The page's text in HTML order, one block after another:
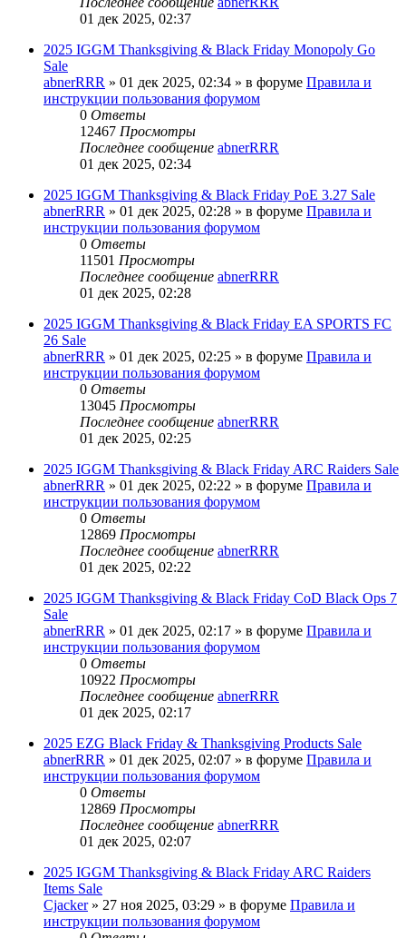
01 дек 2025, 02:37
2025 IGGM Thanksgiving & Black Friday Monopoly Go
Sale
abnerRRR » 01 дек 2025, 02:34 » в форуме Правила и
инструкции пользования форумом
0 Ответы
12467 Просмотры
Последнее сообщение abnerRRR
01 дек 2025, 02:34
2025 IGGM Thanksgiving & Black Friday PoE 3.27 Sale
abnerRRR » 01 дек 2025, 02:28 » в форуме Правила и
инструкции пользования форумом
0 Ответы
11501 Просмотры
Последнее сообщение abnerRRR
01 дек 2025, 02:28
2025 IGGM Thanksgiving & Black Friday EA SPORTS FC
26 Sale
abnerRRR » 01 дек 2025, 02:25 » в форуме Правила и
инструкции пользования форумом
0 Ответы
13045 Просмотры
Последнее сообщение abnerRRR
01 дек 2025, 02:25
2025 IGGM Thanksgiving & Black Friday ARC Raiders Sale
abnerRRR » 01 дек 2025, 02:22 » в форуме Правила и
инструкции пользования форумом
0 Ответы
12869 Просмотры
Последнее сообщение abnerRRR
01 дек 2025, 02:22
2025 IGGM Thanksgiving & Black Friday CoD Black Ops 7
Sale
abnerRRR » 01 дек 2025, 02:17 » в форуме Правила и
инструкции пользования форумом
0 Ответы
10922 Просмотры
Последнее сообщение abnerRRR
01 дек 2025, 02:17
2025 EZG Black Friday & Thanksgiving Products Sale
abnerRRR » 01 дек 2025, 02:07 » в форуме Правила и
инструкции пользования форумом
0 Ответы
12869 Просмотры
Последнее сообщение abnerRRR
01 дек 2025, 02:07
2025 IGGM Thanksgiving & Black Friday ARC Raiders
Items Sale
Cjacker» 27 ноя 2025, 03:29 » в форуме Правила и
инструкции пользования форумом